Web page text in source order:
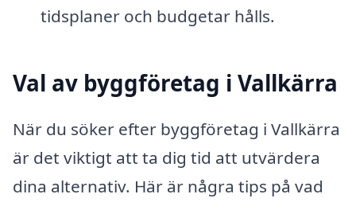
tidsplaner och budgetar hålls.
Val av byggföretag i Vallkärra
När du söker efter byggföretag i Vallkärra
är det viktigt att ta dig tid att utvärdera
dina alternativ. Här är några tips på vad